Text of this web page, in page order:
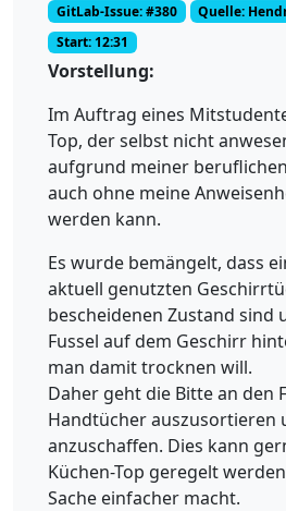
GitLab-Issue: #380
Quelle:
Start: 12:31
Vorstellung:
Im Auftrag eines
Top, der selbst nicht
aufgrund meiner
auch ohne meine
werden kann.
Es wurde bemängelt, dass
aktuell genutzten
bescheidenen Zustand sind
Fussel auf dem Geschirr
man damit trocknen will.
Daher geht die Bitte an den
Handtücher auszusortieren
anzuschaffen. Dies kann
Küchen-Top geregelt
Sache einfacher macht.